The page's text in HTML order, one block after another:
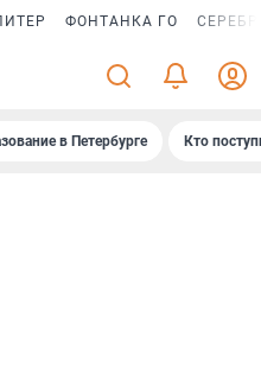
ФОНТАНКА ГО
в Петербурге Кто